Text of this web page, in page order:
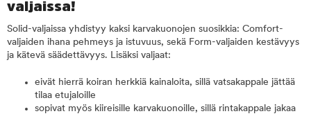
valjaissa!
Solid-valjaissa yhdistyy kaksi karvakuonojen suosikkia: Comfort-
valjaiden ihana pehmeys ja istuvuus, sekä Form-valjaiden kestävyys
ja kätevä säädettävyys. Lisäksi valjaat:
eivät hierrä koiran herkkiä kainaloita, sillä vatsakappale jättää
tilaa etujaloille
sopivat myös kiireisille karvakuonoille, sillä rintakappale jakaa